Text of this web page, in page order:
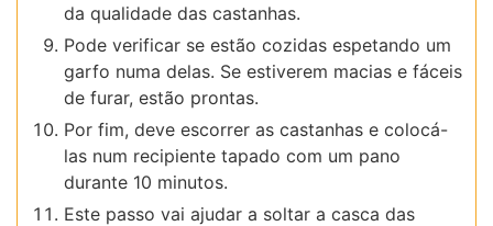
da qualidade das castanhas.
Pode verificar se estão cozidas espetando um
garfo numa delas. Se estiverem macias e fáceis
de furar, estão prontas.
Por fim, deve escorrer as castanhas e colocá-
las num recipiente tapado com um pano
durante 10 minutos.
Este passo vai ajudar a soltar a casca das